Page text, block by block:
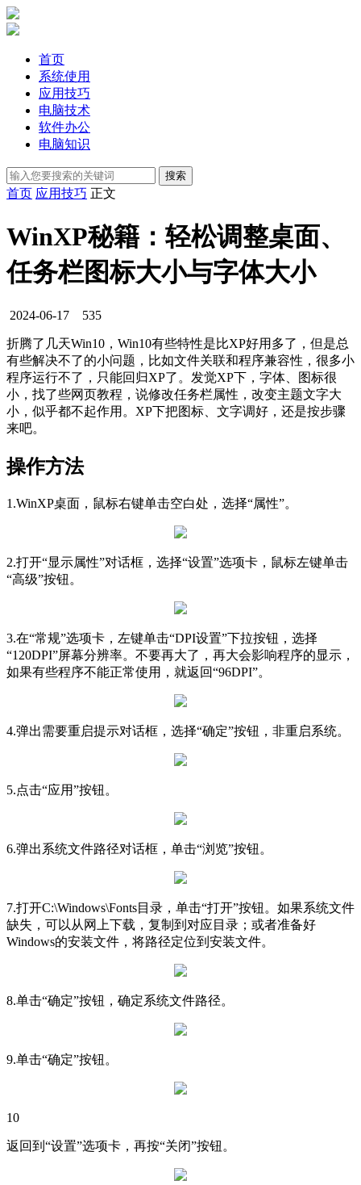
首页
系统使用
应用技巧
电脑技术
软件办公
电脑知识
首页 应用技巧 正文
WinXP秘籍：轻松调整桌面、
任务栏图标大小与字体大小
2024-06-17 535
折腾了几天Win10，Win10有些特性是比XP好用多了，但是总
有些解决不了的小问题，比如文件关联和程序兼容性，很多小
程序运行不了，只能回归XP了。发觉XP下，字体、图标很
小，找了些网页教程，说修改任务栏属性，改变主题文字大
小，似乎都不起作用。XP下把图标、文字调好，还是按步骤
来吧。
操作方法
1.WinXP桌面，鼠标右键单击空白处，选择“属性”。
2.打开“显示属性”对话框，选择“设置”选项卡，鼠标左键单击
“高级”按钮。
3.在“常规”选项卡，左键单击“DPI设置”下拉按钮，选择
“120DPI”屏幕分辨率。不要再大了，再大会影响程序的显示，
如果有些程序不能正常使用，就返回“96DPI”。
4.弹出需要重启提示对话框，选择“确定”按钮，非重启系统。
5.点击“应用”按钮。
6.弹出系统文件路径对话框，单击“浏览”按钮。
7.打开C:\Windows\Fonts目录，单击“打开”按钮。如果系统文件
缺失，可以从网上下载，复制到对应目录；或者准备好
Windows的安装文件，将路径定位到安装文件。
8.单击“确定”按钮，确定系统文件路径。
9.单击“确定”按钮。
10
返回到“设置”选项卡，再按“关闭”按钮。